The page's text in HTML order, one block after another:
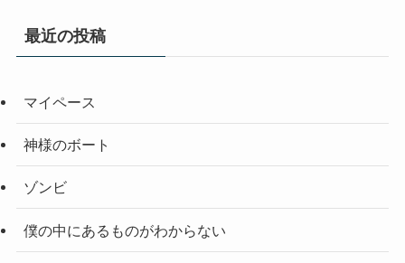
最近の投稿
マイペース
神様のボート
ゾンビ
僕の中にあるものがわからない